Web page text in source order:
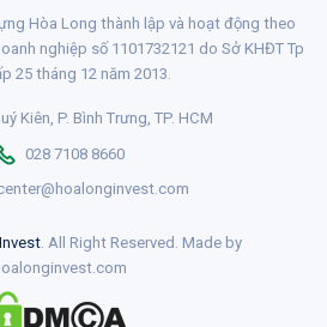
Hòa Long thành lập và hoạt động theo
nghiệp số 1101732121 do Sở KHĐT Tp
25 tháng 12 năm 2013.
Kiên, P. Bình Trưng, TP. HCM
028 7108 8660
. All Right Reserved. Made by